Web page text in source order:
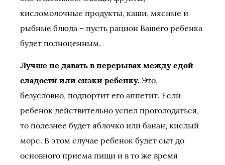
кисломолочные продукты, каши, мясные и
рыбные блюда – пусть рацион Вашего ребенка
будет полноценным.
Лучше не давать в перерывах между едой
сладости или снэки ребенку. Это,
безусловно, подпортит его аппетит. Если
ребенок действительно успел проголодаться,
то полезнее будет яблочко или банан, кислый
морс. В этом случае ребенок будет сыт до
основного приема пищи и в то же время